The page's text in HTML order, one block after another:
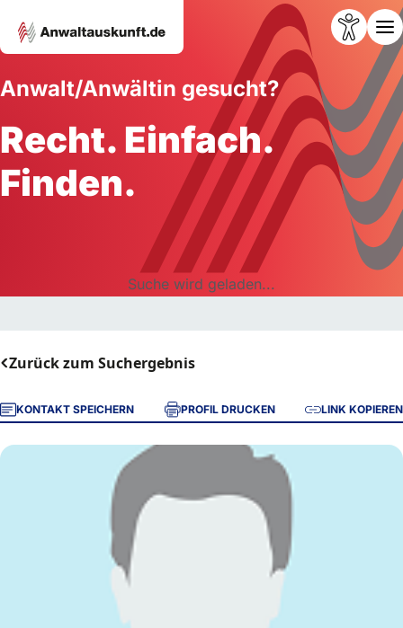
Anwalt/Anwältin gesucht?
Recht. Einfach.
Finden.
Suche wird geladen...
Zurück zum Suchergebnis
KONTAKT SPEICHERN PROFIL DRUCKEN LINK KOPIEREN